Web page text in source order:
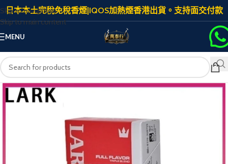
Skip to navigation
Skip to main content
日本本土完稅免稅香煙|IQOS加熱煙香港出貨。支持面交付款
MENU